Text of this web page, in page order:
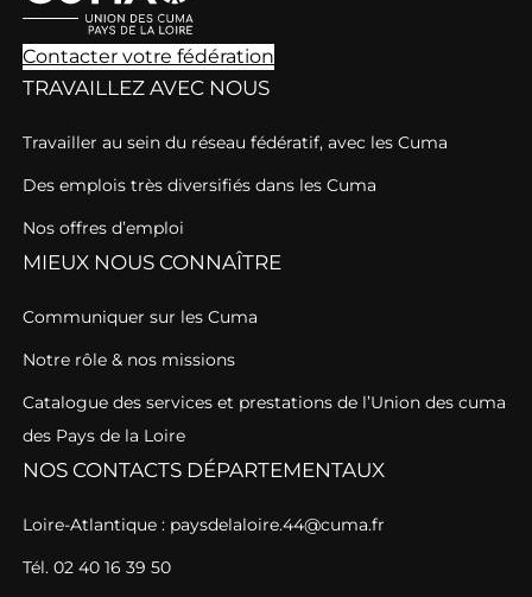
Contacter votre fédération
TRAVAILLEZ AVEC NOUS
Travailler au sein du réseau fédératif, avec les Cuma
Des emplois très diversifiés dans les Cuma
Nos offres d’emploi
MIEUX NOUS CONNAÎTRE
Communiquer sur les Cuma
Notre rôle & nos missions
Catalogue des services et prestations de l’Union des cuma
des Pays de la Loire
NOS CONTACTS DÉPARTEMENTAUX
Loire-Atlantique : paysdelaloire.44@cuma.fr
Tél. 02 40 16 39 50